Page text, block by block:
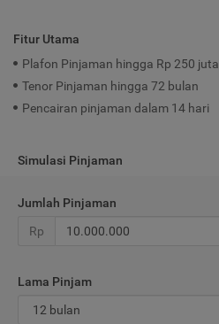
Fitur Utama
Plafon Pinjaman hingga Rp 250 juta
Tenor Pinjaman hingga 72 bulan
Pencairan pinjaman dalam 14 hari
Simulasi Pinjaman
Jumlah Pinjaman
Rp
Lama Pinjam